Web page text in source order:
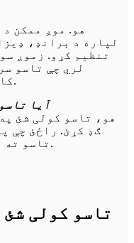
هو. موږ ممکن
لپاره د برانډ،
تنظیم کړو. زموږ
لري چې تاسو
کارونو په جوړولو کې مرسته کوي.
۷. آیا
ګډ کړئ. راځئ چې
تاسو ته د دې په اړه نور معلومات وښیم.
تاسو کولی